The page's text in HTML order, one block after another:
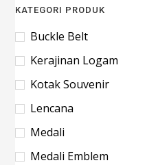
KATEGORI PRODUK
Buckle Belt
Kerajinan Logam
Kotak Souvenir
Lencana
Medali
Medali Emblem